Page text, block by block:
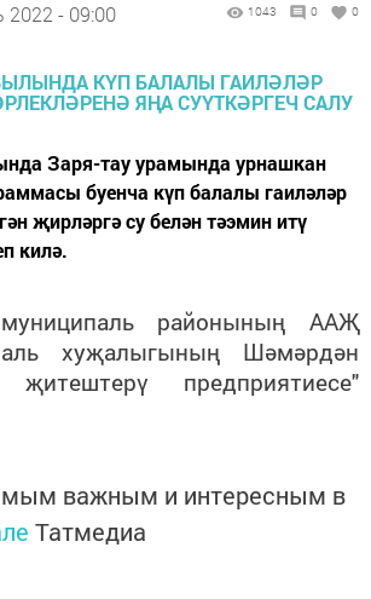
2022 - 09:00 1043 0 0
Заря-тау урамында урнашкан
буенча күп балалы гаиләләр
җирләргә су белән тәэмин итү
килә.
районының ААҖ
хуҗалыгының Шәмәрдән
җитештерү предприятиесе"
важным и интересным в
Татмедиа